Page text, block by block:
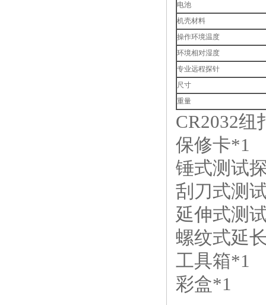
电池
机壳材料
操作环境温度
环境相对湿度
专业远程探针
尺寸
重量
CR2032纽
保修卡*1
锤式测试
刮刀式测
延伸式测
螺纹式延
工具箱*1
彩盒*1